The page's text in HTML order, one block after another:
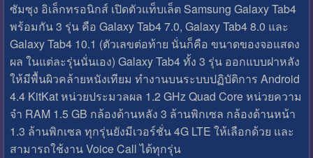
ซัมซุง อิเล็กทรอนิกส์ เปิดตัวแท็บเล็ต Samsung Galaxy Tab4
พร้อมกัน 3 รุ่น คือ Galaxy Tab4 7.0, Galaxy Tab4 8.0 และ
Galaxy Tab4 10.1 (ตัวเลขต่อท้าย นั่นก็คือ ขนาดของจอแสดง
ผล ในแต่ละรุ่นนั่นเอง) Galaxy Tab4 ทั้ง 3 รุ่น ออกแบบฝาหลัง
ให้มีพื้นผิวคล้ายหนังเทียม ทำงานบนระบบปฏิบัติการ Android
4.4 KitKat หน่วยประมวลผล 1.2 GHz Quad Core หน่วยความ
จำ RAM 1.5 GB กล้องด้านหลัง 3 ล้านพิกเซล กล้องด้านหน้า
1.3 ล้านพิกเซล ทุกรุ่นยังมีเวอร์ชั่น 4G LTE ให้เลือกด้วย และ
สามารถใช้งาน Voice Call ได้ทุกรุ่น